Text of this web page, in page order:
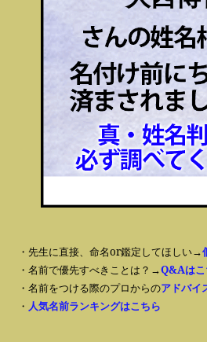
・先生に直接、命名or鑑定してほしい→
・名前で優先すべきことは？→Q&Aはこ
・名前をつける際のプロからのアドバイ
・ 人気名前ランキングはこちら